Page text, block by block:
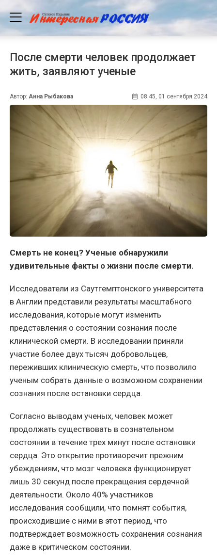
После смерти человек продолжает
жить, заявляют ученые
Автор: Анна Рыбакова 08:45, 01 сентября 2024
Смерть не конец? Ученые обнаружили
удивительные факты о жизни после смерти.
Исследователи из Саутгемптонского университета
в Англии представили результаты масштабного
исследования, которые могут изменить
представления о состоянии сознания после
клинической смерти. В исследовании приняли
участие более двух тысяч добровольцев,
переживших клиническую смерть, что позволило
ученым собрать данные о возможном сохранении
сознания после остановки сердца.
Согласно выводам ученых, человек может
продолжать существовать в сознательном
состоянии в течение трех минут после остановки
сердца. Это открытие противоречит прежним
убеждениям, что мозг человека функционирует
лишь 30 секунд после прекращения сердечной
деятельности. Около 40% участников
исследования сообщили, что помнят события,
происходившие с ними в этот период, что
подтверждает возможность сохранения сознания
даже в критическом состоянии.